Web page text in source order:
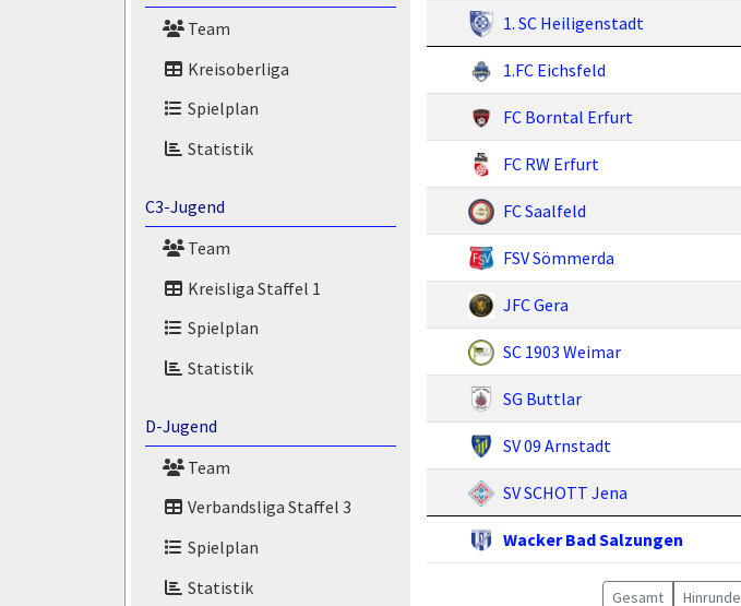
Team
Kreisoberliga
Spielplan
Statistik
C3-Jugend
Team
Kreisliga Staffel 1
Spielplan
Statistik
D-Jugend
Team
Verbandsliga Staffel 3
Spielplan
Statistik
1. SC Heiligenstadt
1.FC Eichsfeld
FC Borntal Erfurt
FC RW Erfurt
FC Saalfeld
FSV Sömmerda
JFC Gera
SC 1903 Weimar
SG Buttlar
SV 09 Arnstadt
SV SCHOTT Jena
Wacker Bad Salzungen
Gesamt Hinrunde